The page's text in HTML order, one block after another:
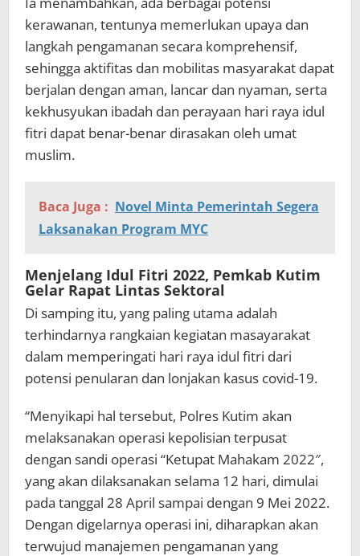
kerawanan, tentunya memerlukan upaya dan
langkah pengamanan secara komprehensif,
sehingga aktifitas dan mobilitas masyarakat dapat
berjalan dengan aman, lancar dan nyaman, serta
kekhusyukan ibadah dan perayaan hari raya idul
fitri dapat benar-benar dirasakan oleh umat
muslim.
Baca Juga : Novel Minta Pemerintah Segera
Laksanakan Program MYC
Menjelang Idul Fitri 2022, Pemkab Kutim
Gelar Rapat Lintas Sektoral
Di samping itu, yang paling utama adalah
terhindarnya rangkaian kegiatan masayarakat
dalam memperingati hari raya idul fitri dari
potensi penularan dan lonjakan kasus covid-19.
“Menyikapi hal tersebut, Polres Kutim akan
melaksanakan operasi kepolisian terpusat
dengan sandi operasi “Ketupat Mahakam 2022″,
yang akan dilaksanakan selama 12 hari, dimulai
pada tanggal 28 April sampai dengan 9 Mei 2022.
Dengan digelarnya operasi ini, diharapkan akan
terwujud manajemen pengamanan yang